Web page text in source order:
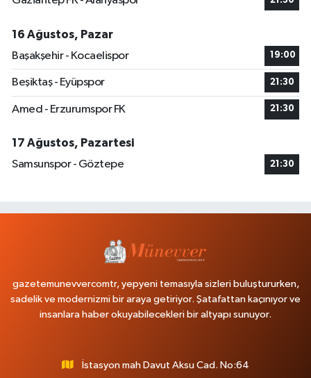
16 Ağustos, Pazar
Başakşehir - Kocaelispor
19:00
Beşiktaş - Eyüpspor 21:30
Amed - Erzurumspor FK 21:30
17 Ağustos, Pazartesi
Samsunspor - Göztepe
21:30
gazetemunevvercomtr, yepyeni temasıyla sizleri buluştururken,
sadelik ve modernizmi bir araya getiriyor. Şatafattan kaçınıyor ve
insanlara haber okuyabilecekleri bir altyapı sunuyor.
İstasyon mah Davut Aksu Cad. No:64